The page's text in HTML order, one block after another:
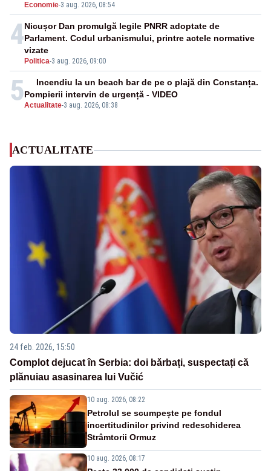
Economie-3 aug. 2026, 08:54
4
Politica-3 aug. 2026, 09:00
Nicușor Dan promulgă legile PNRR adoptate de
Parlament. Codul urbanismului, printre actele normative
vizate
5Actualitate-3 aug. 2026, 08:38
Incendiu la un beach bar de pe o plajă din Constanța.
Pompierii intervin de urgență - VIDEO
ACTUALITATE
24 feb. 2026, 15:50
Complot dejucat în Serbia: doi bărbați, suspectați că
plănuiau asasinarea lui Vučić
10 aug. 2026, 08:22
Petrolul se scumpește pe fondul
incertitudinilor privind redeschiderea
Strâmtorii Ormuz
10 aug. 2026, 08:17